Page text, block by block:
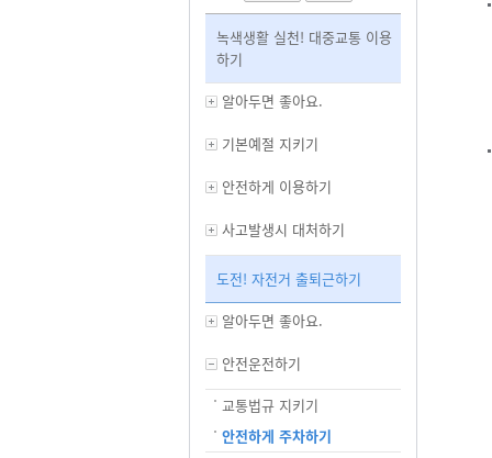
녹색생활 실천! 대중교통 이용
하기
알아두면 좋아요.
기본예절 지키기
안전하게 이용하기
사고발생시 대처하기
도전! 자전거 출퇴근하기
알아두면 좋아요.
안전운전하기
교통법규 지키기
안전하게 주차하기